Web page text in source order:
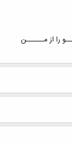
ﺭﺍ ﺍﺯ ﻣــــــﻦ